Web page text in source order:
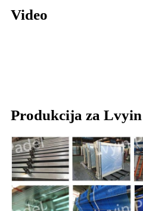
Video
Produkcija za